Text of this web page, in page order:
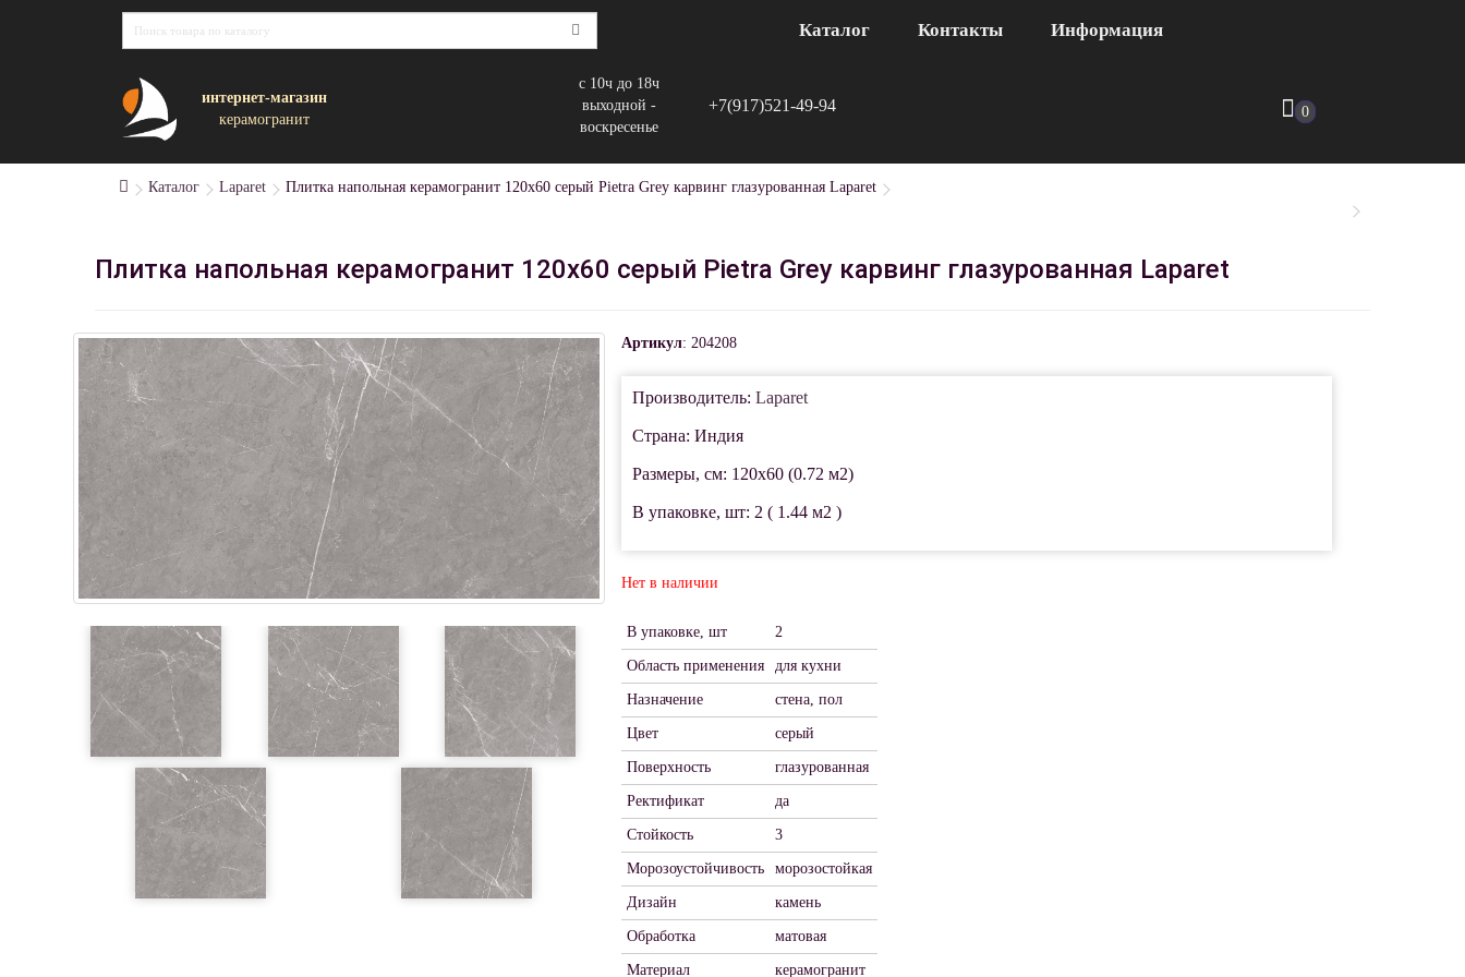
Каталог Контакты Информация
интернет-магазин
керамогранит
с 10ч до 18ч
выходной -
воскресенье
+7(917)521-49-94 0
Каталог Laparet Плитка напольная керамогранит 120x60 серый Pietra Grey карвинг глазурованная Laparet
Плитка напольная керамогранит 120x60 серый Pietra Grey карвинг глазурованная Laparet
Артикул: 204208
Производитель: Laparet
Страна: Индия
Размеры, см: 120x60 (0.72 м2)
В упаковке, шт: 2 ( 1.44 м2 )
Нет в наличии
В упаковке, шт 2
Область применения для кухни
Назначение стена, пол
Цвет серый
Поверхность глазурованная
Ректификат да
Стойкость 3
Морозоустойчивость морозостойкая
Дизайн камень
Обработка матовая
Материал керамогранит